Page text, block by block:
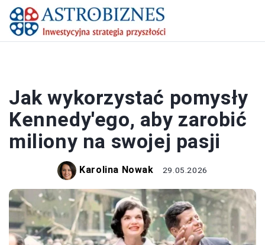
Jak wykorzystać pomysły
Kennedy'ego, aby zarobić
miliony na swojej pasji
Karolina Nowak 29.05.2026